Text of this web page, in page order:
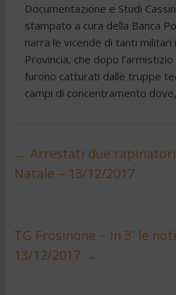
Documentazione e Studi
stampato a cura della Banca
narra le vicende di tanti militari
Provincia, che dopo
furono catturati dalle truppe
campi di concentramento
← Arrestati due
Natale – 13/12/2017
TG Frosinone – In 3′ le
13/12/2017 →